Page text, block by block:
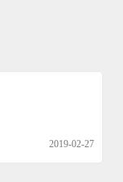
2019-02-27